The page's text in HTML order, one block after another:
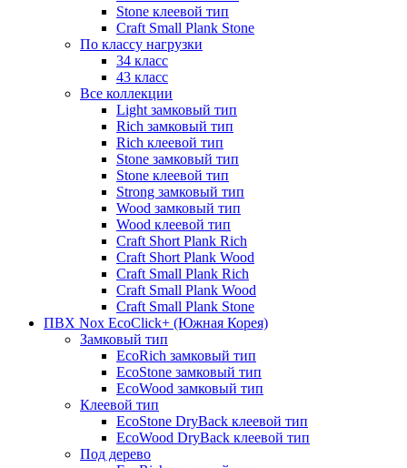
Stone клеевой тип
Craft Small Plank Stone
По классу нагрузки
34 класс
43 класс
Все коллекции
Light замковый тип
Rich замковый тип
Rich клеевой тип
Stone замковый тип
Stone клеевой тип
Strong замковый тип
Wood замковый тип
Wood клеевой тип
Craft Short Plank Rich
Craft Short Plank Wood
Craft Small Plank Rich
Craft Small Plank Wood
Craft Small Plank Stone
ПВХ Nox EcoClick+ (Южная Корея)
Замковый тип
EcoRich замковый тип
EcoStone замковый тип
EcoWood замковый тип
Клеевой тип
EcoStone DryBack клеевой тип
EcoWood DryBack клеевой тип
Под дерево